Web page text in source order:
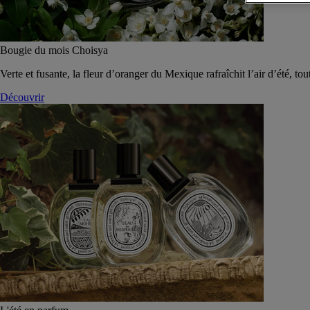
Bougie du mois Choisya
Verte et fusante, la fleur d’oranger du Mexique rafraîchit l’air d’été,
Découvrir